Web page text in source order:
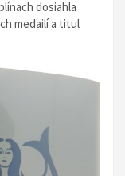
dosiahla
medailí a titul